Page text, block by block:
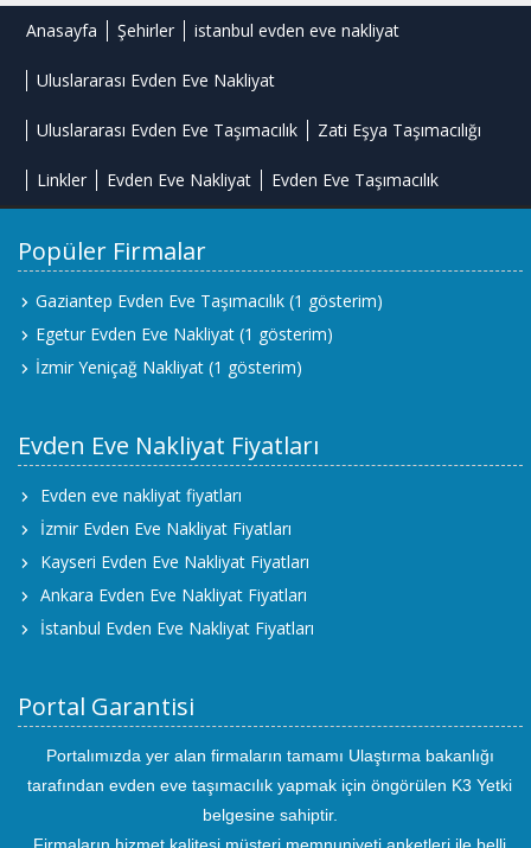
Anasayfa Şehirler istanbul evden eve nakliyat
Uluslararası Evden Eve Nakliyat
Uluslararası Evden Eve Taşımacılık Zati Eşya Taşımacılığı
Linkler Evden Eve Nakliyat Evden Eve Taşımacılık
Popüler Firmalar
Gaziantep Evden Eve Taşımacılık (1 gösterim)
Egetur Evden Eve Nakliyat (1 gösterim)
İzmir Yeniçağ Nakliyat (1 gösterim)
Evden Eve Nakliyat Fiyatları
Evden eve nakliyat fiyatları
İzmir Evden Eve Nakliyat Fiyatları
Kayseri Evden Eve Nakliyat Fiyatları
Ankara Evden Eve Nakliyat Fiyatları
İstanbul Evden Eve Nakliyat Fiyatları
Portal Garantisi
Portalımızda yer alan firmaların tamamı Ulaştırma bakanlığı
tarafından evden eve taşımacılık yapmak için öngörülen K3 Yetki
belgesine sahiptir.